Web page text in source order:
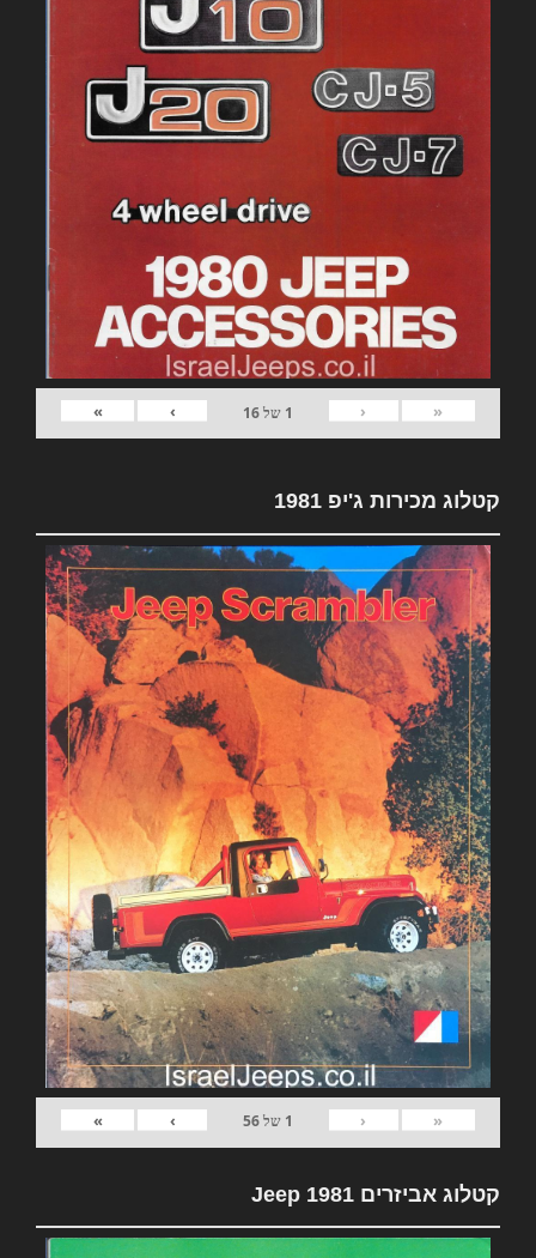
«
‹
1 של16
›
»
קטלוג מכירות ג'יפ 1981
«
‹
1 של56
›
»
קטלוג אביזרים 1981 Jeep